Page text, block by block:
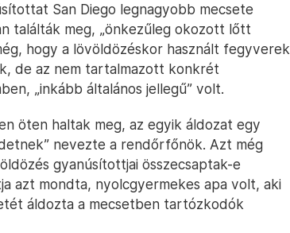
San Diego legnagyobb mecsete
találták meg, „önkezűleg okozott lőtt
hogy a lövöldözéskor használt fegyverek
de az nem tartalmazott konkrét
„inkább általános jellegű” volt.
öten haltak meg, az egyik áldozat egy
nevezte a rendőrfőnök. Azt még
gyanúsítottjai összecsaptak-e
azt mondta, nyolcgyermekes apa volt, aki
áldozta a mecsetben tartózkodók